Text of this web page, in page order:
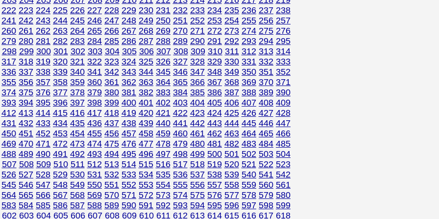
222 223 224 225 226 227 228 229 230 231 232 233 234 235 236 237 238
241 242 243 244 245 246 247 248 249 250 251 252 253 254 255 256 257
260 261 262 263 264 265 266 267 268 269 270 271 272 273 274 275 276
279 280 281 282 283 284 285 286 287 288 289 290 291 292 293 294 295
298 299 300 301 302 303 304 305 306 307 308 309 310 311 312 313 314
317 318 319 320 321 322 323 324 325 326 327 328 329 330 331 332 333
336 337 338 339 340 341 342 343 344 345 346 347 348 349 350 351 352
355 356 357 358 359 360 361 362 363 364 365 366 367 368 369 370 371
374 375 376 377 378 379 380 381 382 383 384 385 386 387 388 389 390
393 394 395 396 397 398 399 400 401 402 403 404 405 406 407 408 409
412 413 414 415 416 417 418 419 420 421 422 423 424 425 426 427 428
431 432 433 434 435 436 437 438 439 440 441 442 443 444 445 446 447
450 451 452 453 454 455 456 457 458 459 460 461 462 463 464 465 466
469 470 471 472 473 474 475 476 477 478 479 480 481 482 483 484 485
488 489 490 491 492 493 494 495 496 497 498 499 500 501 502 503 504
507 508 509 510 511 512 513 514 515 516 517 518 519 520 521 522 523
526 527 528 529 530 531 532 533 534 535 536 537 538 539 540 541 542
545 546 547 548 549 550 551 552 553 554 555 556 557 558 559 560 561
564 565 566 567 568 569 570 571 572 573 574 575 576 577 578 579 580
583 584 585 586 587 588 589 590 591 592 593 594 595 596 597 598 599
602 603 604 605 606 607 608 609 610 611 612 613 614 615 616 617 618